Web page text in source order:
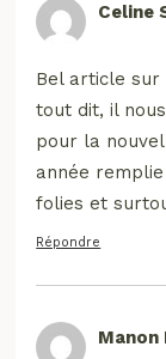
Celine
Bel article sur
tout dit, il
pour la
année
folies et
Répondre